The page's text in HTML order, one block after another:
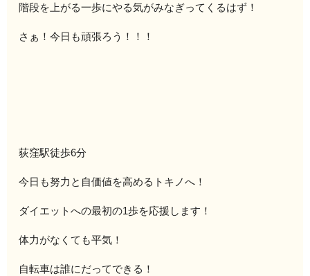
階段を上がる一歩にやる気がみなぎってくるはず！
さぁ！今日も頑張ろう！！！
荻窪駅徒歩6分
今日も努力と自価値を高めるトキノへ！
ダイエットへの最初の1歩を応援します！
体力がなくても平気！
自転車は誰にだってできる！